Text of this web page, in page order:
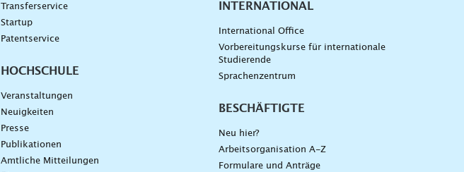
Transferservice
Startup
Patentservice
HOCHSCHULE
Veranstaltungen
Neuigkeiten
Presse
Publikationen
Amtliche Mitteilungen
INTERNATIONAL
International Office
Vorbereitungskurse für internationale
Studierende
Sprachenzentrum
BESCHÄFTIGTE
Neu hier?
Arbeitsorganisation A-Z
Formulare und Anträge